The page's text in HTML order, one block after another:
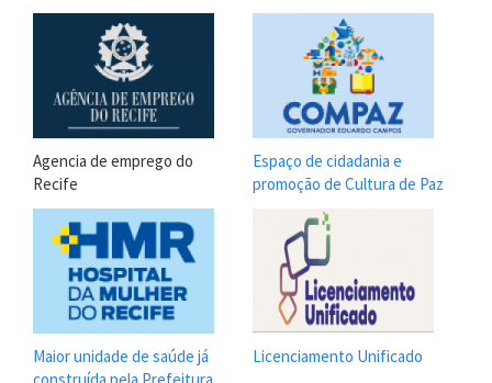
Agencia de emprego do
Recife
Espaço de cidadania e
promoção de Cultura de Paz
Maior unidade de saúde já
Licenciamento Unificado